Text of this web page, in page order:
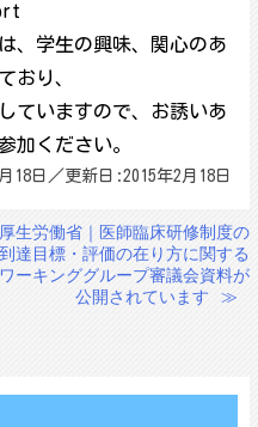
、学生の興味、関心のあ
おり、
ていますので、お誘いあ
加ください。
18日／更新日:2015年2月18日
厚生労働省｜医師臨床研修制度の
到達目標・評価の在り方に関する
ワーキンググループ審議会資料が
公開されています
≫